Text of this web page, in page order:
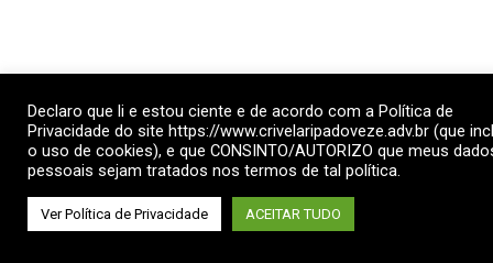
Declaro que li e estou ciente e de acordo com a Política de
Privacidade do site https://www.crivelaripadoveze.adv.br (que
o uso de cookies), e que CONSINTO/AUTORIZO que meus
pessoais sejam tratados nos termos de tal política.
Ver Política de Privacidade ACEITAR TUDO